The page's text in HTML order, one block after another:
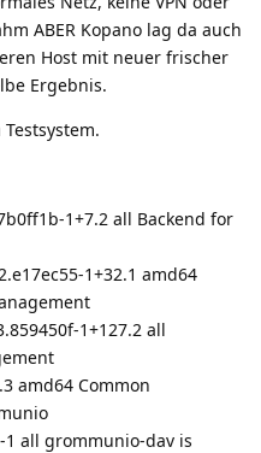
ABER Kopano lag da auch
Host mit neuer frischer
Ergebnis.
1+7.2 all Backend for
1+32.1 amd64
1+127.2 all
amd64 Common
1 all grommunio-dav is